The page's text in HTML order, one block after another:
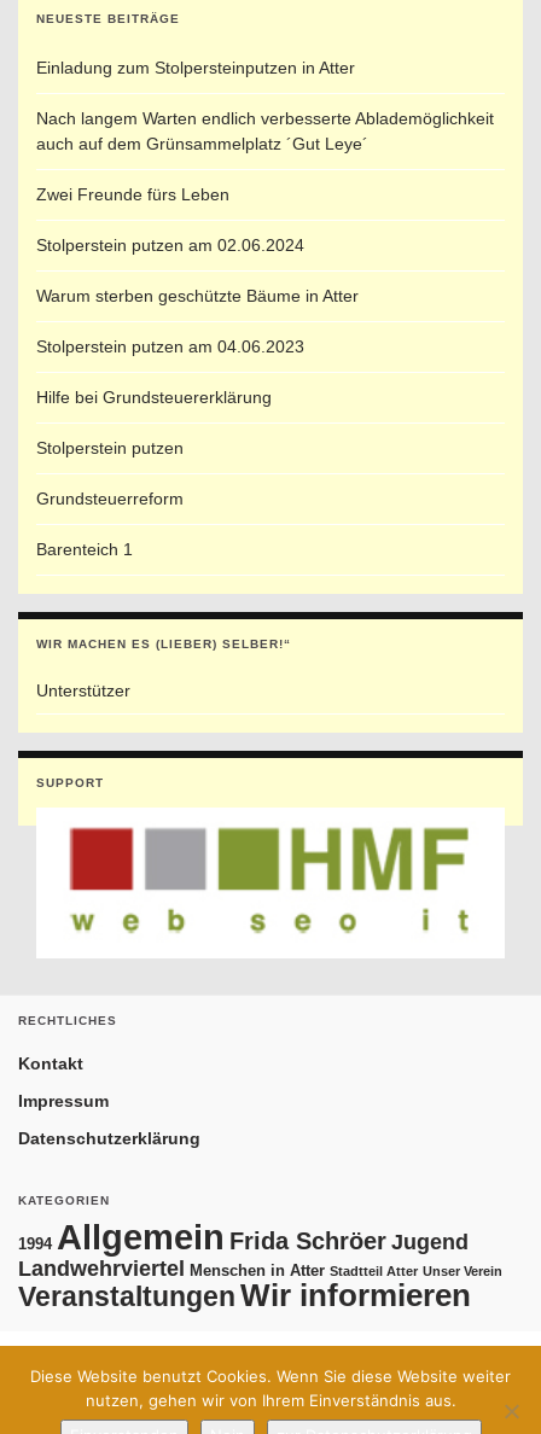
NEUESTE BEITRÄGE
Einladung zum Stolpersteinputzen in Atter
Nach langem Warten endlich verbesserte Ablademöglichkeit
auch auf dem Grünsammelplatz ´Gut Leye´
Zwei Freunde fürs Leben
Stolperstein putzen am 02.06.2024
Warum sterben geschützte Bäume in Atter
Stolperstein putzen am 04.06.2023
Hilfe bei Grundsteuererklärung
Stolperstein putzen
Grundsteuerreform
Barenteich 1
WIR MACHEN ES (LIEBER) SELBER!“
Unterstützer
SUPPORT
RECHTLICHES
Kontakt
Impressum
Datenschutzerklärung
KATEGORIEN
1994 Allgemein Frida SchröerJugend
Landwehrviertel Menschen in Atter Stadtteil Atter Unser Verein
VeranstaltungenWir informieren
Kontakt Impressum Datenschutzerklärung
© 2026 Bürgerforum Atter.
Diese Website benutzt Cookies. Wenn Sie diese Website weiter
nutzen, gehen wir von Ihrem Einverständnis aus.